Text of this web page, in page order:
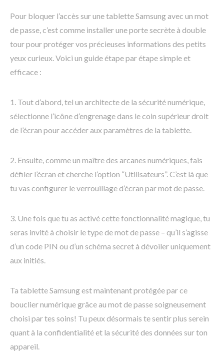
Pour bloquer l’accès sur une tablette Samsung avec un mot
de passe, c’est comme installer une porte secrète à double
tour pour protéger vos précieuses informations des petits
yeux curieux. Voici un guide étape par étape simple et
efficace :
1. Tout d’abord, tel un architecte de la sécurité numérique,
sélectionne l’icône d’engrenage dans le coin supérieur droit
de l’écran pour accéder aux paramètres de la tablette.
2. Ensuite, comme un maître des arcanes numériques, fais
défiler l’écran et cherche l’option “Utilisateurs”. C’est là que
tu vas configurer le verrouillage d’écran par mot de passe.
3. Une fois que tu as activé cette fonctionnalité magique, tu
seras invité à choisir le type de mot de passe – qu’il s’agisse
d’un code PIN ou d’un schéma secret à dévoiler uniquement
aux initiés.
Ta tablette Samsung est maintenant protégée par ce
bouclier numérique grâce au mot de passe soigneusement
choisi par tes soins! Tu peux désormais te sentir plus serein
quant à la confidentialité et la sécurité des données sur ton
appareil.